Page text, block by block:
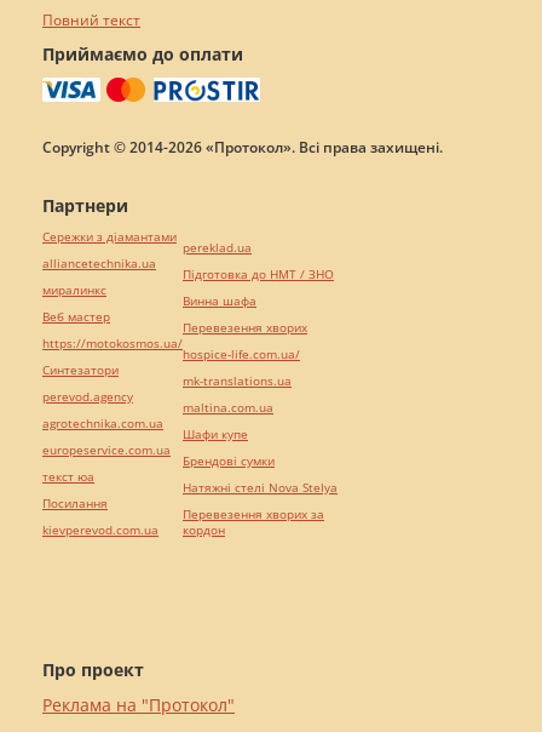
Повний текст
Приймаємо до оплати
Copyright © 2014-2026 «Протокол». Всі права захищені.
Про проект
Реклама на "Протокол"
Партнери
Сережки з діамантами
alliancetechnika.ua
миралинкс
Веб мастер
https://motokosmos.ua/
Синтезатори
perevod.agency
agrotechnika.com.ua
europeservice.com.ua
текст юа
Посилання
kievperevod.com.ua
pereklad.ua
Підготовка до НМТ / ЗНО
Винна шафа
Перевезення хворих
hospice-life.com.ua/
mk-translations.ua
maltina.com.ua
Шафи купе
Брендові сумки
Натяжні стелі Nova Stelya
Перевезення хворих за
кордон